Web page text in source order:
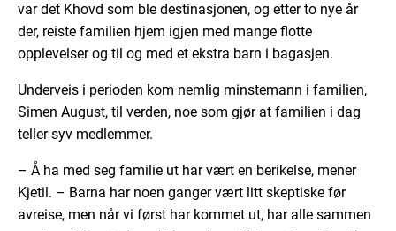
var det Khovd som ble destinasjonen, og etter to nye år
der, reiste familien hjem igjen med mange flotte
opplevelser og til og med et ekstra barn i bagasjen.
Underveis i perioden kom nemlig minstemann i familien,
Simen August, til verden, noe som gjør at familien i dag
teller syv medlemmer.
– Å ha med seg familie ut har vært en berikelse, mener
Kjetil. – Barna har noen ganger vært litt skeptiske før
avreise, men når vi først har kommet ut, har alle sammen